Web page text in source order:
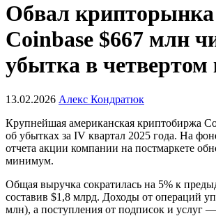
Обвал крипторынка
Coinbase $667 млн
убытка в четвертом
13.02.2026 Алекс Кондратюк
Крупнейшая американская криптобиржа
об убытках за IV квартал 2025 года. На
отчета акции компании на постмаркете
минимум.
Общая выручка сократилась на 5% к
составив $1,8 млрд. Доходы от операций
млн), а поступления от подписок и услуг